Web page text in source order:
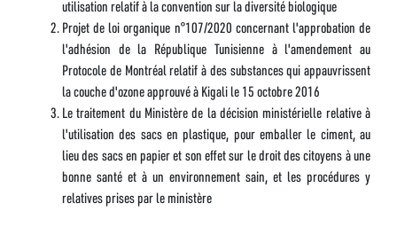
utilisation relatif à la convention sur la diversité biologique
Projet de loi organique n°107/2020 concernant l'approbation de
l'adhésion de la République Tunisienne à l'amendement au
Protocole de Montréal relatif à des substances qui appauvrissent
la couche d'ozone approuvé à Kigali le 15 octobre 2016
Le traitement du Ministère de la décision ministérielle relative à
l'utilisation des sacs en plastique, pour emballer le ciment, au
lieu des sacs en papier et son effet sur le droit des citoyens à une
bonne santé et à un environnement sain, et les procédures y
relatives prises par le ministère